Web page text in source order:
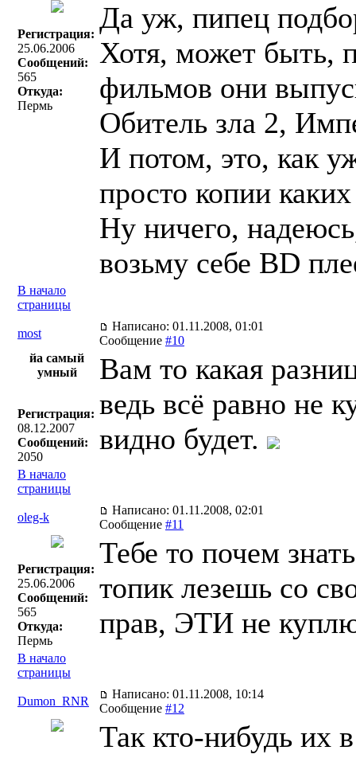
Регистрация:
25.06.2006
Сообщений:
565
Откуда:
Пермь
Да уж, пипец
Хотя, может быть,
фильмов они
Обитель зла 2,
И потом, это, как
просто копии
Ну ничего,
возьму себе BD
В начало
страницы
most
Написано: 01.11.2008, 01:01
Сообщение #10
йа самый
умный
Регистрация:
08.12.2007
Сообщений:
2050
Вам то какая
ведь всё равно не
видно будет.
В начало
страницы
oleg-k
Написано: 01.11.2008, 02:01
Сообщение #11
Регистрация:
25.06.2006
Сообщений:
565
Откуда:
Пермь
Тебе то почем
топик лезешь со
прав, ЭТИ не
В начало
страницы
Dumon_RNR
Написано: 01.11.2008, 10:14
Сообщение #12
Так кто-нибудь их